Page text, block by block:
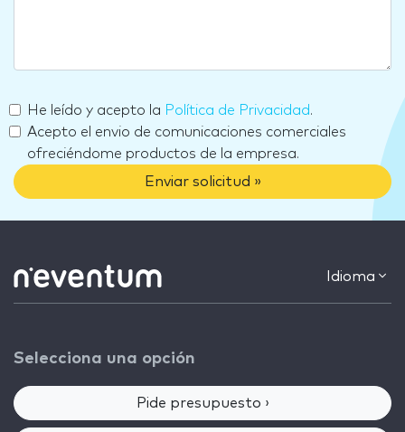
He leído y acepto la Política de Privacidad.
Acepto el envio de comunicaciones comerciales
ofreciéndome productos de la empresa.
Enviar solicitud »
Idioma
Selecciona una opción
Pide presupuesto ›